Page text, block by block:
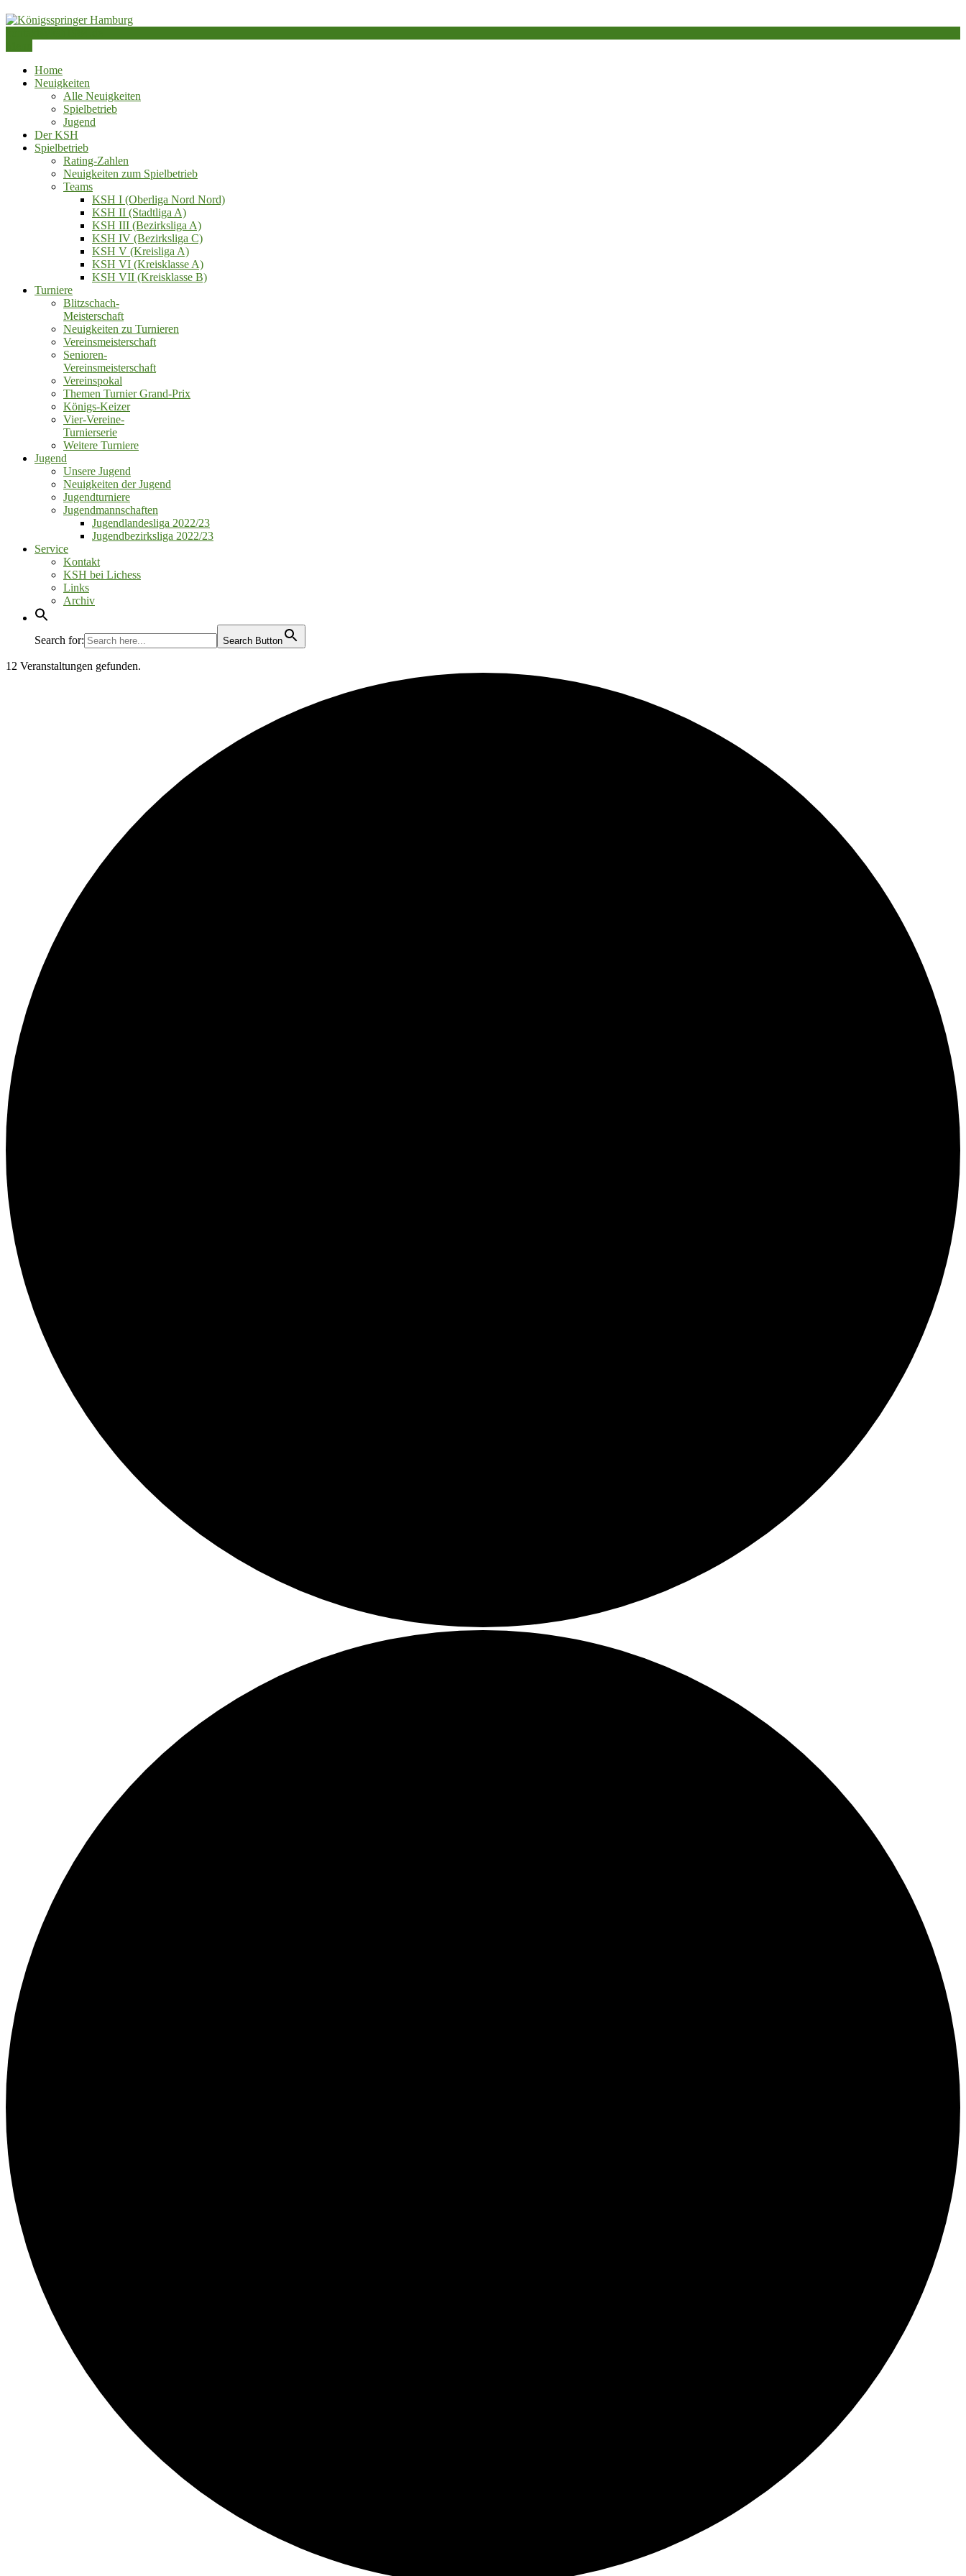
Skip
to
content
Königsspringer Hamburg
Home
Neuigkeiten
Alle Neuigkeiten
Spielbetrieb
Jugend
Der KSH
Spielbetrieb
Rating-Zahlen
Neuigkeiten zum Spielbetrieb
Teams
KSH I (Oberliga Nord Nord)
KSH II (Stadtliga A)
KSH III (Bezirksliga A)
KSH IV (Bezirksliga C)
KSH V (Kreisliga A)
KSH VI (Kreisklasse A)
KSH VII (Kreisklasse B)
Turniere
Blitzschach‑
Meisterschaft
Neuigkeiten zu Turnieren
Vereinsmeisterschaft
Senioren‑
Vereinsmeisterschaft
Vereinspokal
Themen Turnier Grand‑Prix
Königs‑Keizer
Vier‑Vereine‑
Turnierserie
Weitere Turniere
Jugend
Unsere Jugend
Neuigkeiten der Jugend
Jugendturniere
Jugendmannschaften
Jugendlandesliga 2022/23
Jugendbezirksliga 2022/23
Service
Kontakt
KSH bei Lichess
Links
Archiv
Search for: Search Button
12 Veranstaltungen gefunden.